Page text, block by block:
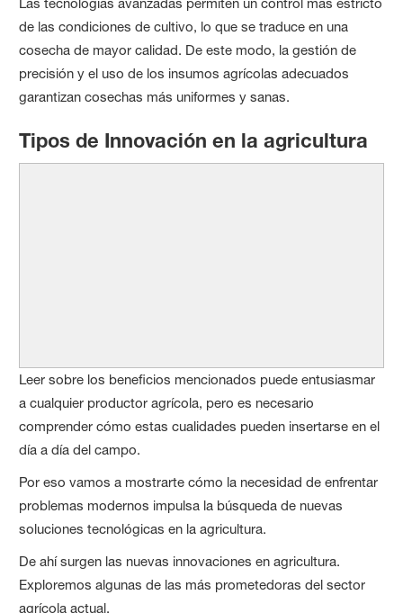
de las condiciones de cultivo, lo que se traduce en una
cosecha de mayor calidad. De este modo, la gestión de
precisión y el uso de los insumos agrícolas adecuados
garantizan cosechas más uniformes y sanas.
Tipos de Innovación en la agricultura
Leer sobre los beneficios mencionados puede entusiasmar
a cualquier productor agrícola, pero es necesario
comprender cómo estas cualidades pueden insertarse en el
día a día del campo.
Por eso vamos a mostrarte cómo la necesidad de enfrentar
problemas modernos impulsa la búsqueda de nuevas
soluciones tecnológicas en la agricultura.
De ahí surgen las nuevas innovaciones en agricultura.
Exploremos algunas de las más prometedoras del sector
agrícola actual.